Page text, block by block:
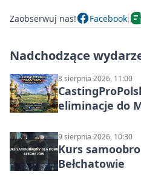
Zaobserwuj nas! Facebook
Nadchodzące
8 sierpnia 2026, 11:00
eliminacje do
9 sierpnia 2026, 10:30
Kurs
Bełchatowie